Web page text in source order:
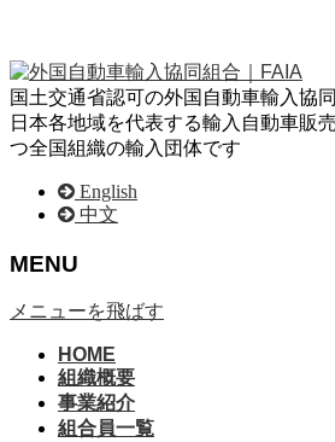
国土交通省認可の外国自動車輸入協
日本各地域を代表する輸入自動車販
つ全国組織の輸入団体です
English
中文
MENU
メニューを飛ばす
HOME
組織概要
事業紹介
組合員一覧